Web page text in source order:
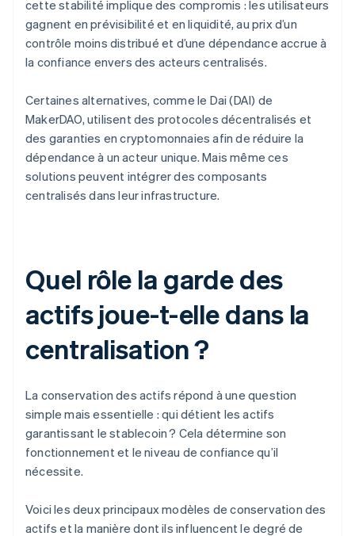
cette stabilité implique des compromis : les utilisateurs
gagnent en prévisibilité et en liquidité, au prix d’un
contrôle moins distribué et d’une dépendance accrue à
la confiance envers des acteurs centralisés.
Certaines alternatives, comme le Dai (DAI) de
MakerDAO, utilisent des protocoles décentralisés et
des garanties en cryptomonnaies afin de réduire la
dépendance à un acteur unique. Mais même ces
solutions peuvent intégrer des composants
centralisés dans leur infrastructure.
Quel rôle la garde des
actifs joue-t-elle dans la
centralisation ?
La conservation des actifs répond à une question
simple mais essentielle : qui détient les actifs
garantissant le stablecoin ? Cela détermine son
fonctionnement et le niveau de confiance qu’il
nécessite.
Voici les deux principaux modèles de conservation des
actifs et la manière dont ils influencent le degré de